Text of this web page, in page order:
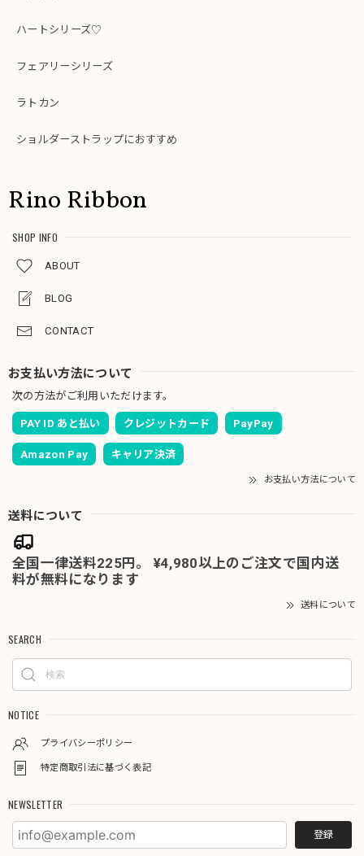
ハートシリーズ♡
フェアリーシリーズ
ラトカン
ショルダーストラップにおすすめ
Rino Ribbon
SHOP INFO
ABOUT
BLOG
CONTACT
お支払い方法について
次の方法がご利用いただけます。
PAY ID あと払い クレジットカード PayPay
Amazon Pay キャリア決済
お支払い方法について
送料について
全国一律送料225円。 ¥4,980以上のご注文で国内送
料が無料になります
送料について
SEARCH
NOTICE
プライバシーポリシー
特定商取引法に基づく表記
NEWSLETTER
登録